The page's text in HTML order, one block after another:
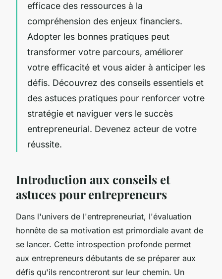
efficace des ressources à la
compréhension des enjeux financiers.
Adopter les bonnes pratiques peut
transformer votre parcours, améliorer
votre efficacité et vous aider à anticiper les
défis. Découvrez des conseils essentiels et
des astuces pratiques pour renforcer votre
stratégie et naviguer vers le succès
entrepreneurial. Devenez acteur de votre
réussite.
Introduction aux conseils et
astuces pour entrepreneurs
Dans l'univers de l'entrepreneuriat, l'évaluation
honnête de sa motivation est primordiale avant de
se lancer. Cette introspection profonde permet
aux entrepreneurs débutants de se préparer aux
défis qu'ils rencontreront sur leur chemin. Un